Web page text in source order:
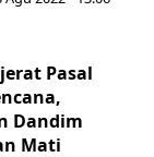
Pasal
Dandim
Mati